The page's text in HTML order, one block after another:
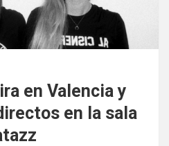
en Valencia y
en la sala